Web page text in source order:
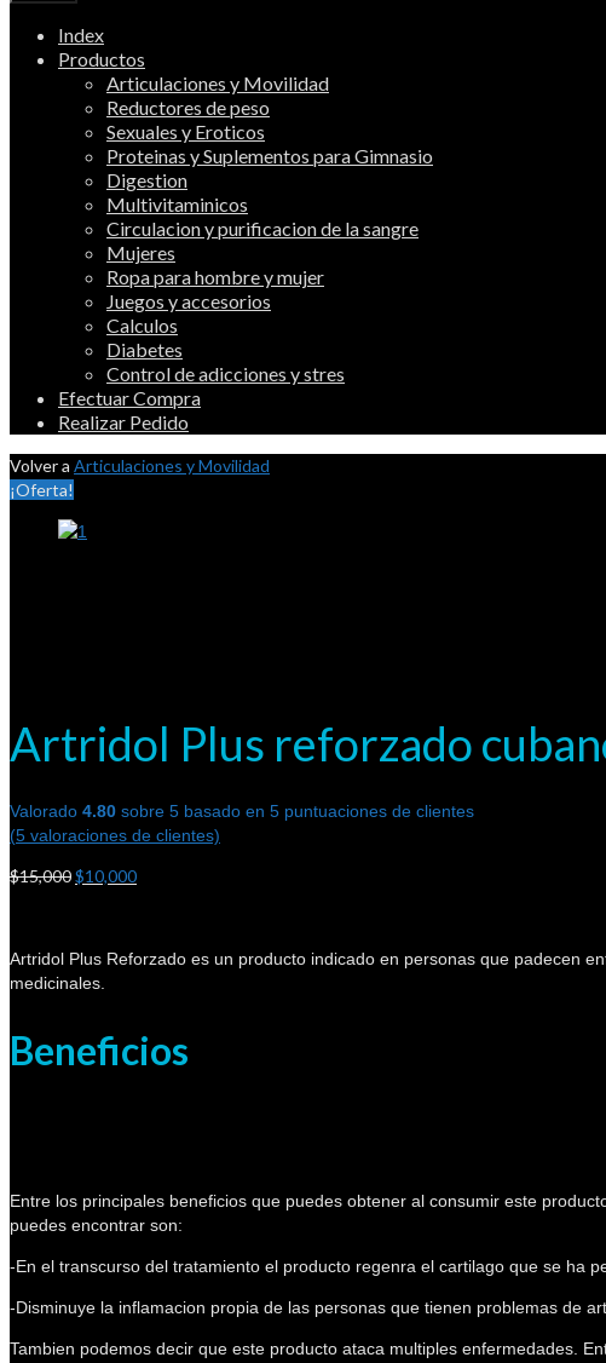
Index
Productos
Articulaciones y Movilidad
Reductores de peso
Sexuales y Eroticos
Proteinas y Suplementos para Gimnasio
Digestion
Multivitaminicos
Circulacion y purificacion de la sangre
Mujeres
Ropa para hombre y mujer
Juegos y accesorios
Calculos
Diabetes
Control de adicciones y stres
Efectuar Compra
Realizar Pedido
Volver a Articulaciones y Movilidad
¡Oferta!
Artridol Plus reforzado
Valorado 4.80 sobre 5 basado en 5 puntuaciones de clientes
(5 valoraciones de clientes)
$15,000$10,000
Artridol Plus Reforzado es un producto indicado en personas que padecen
medicinales.
Beneficios
Entre los principales beneficios que puedes obtener al consumir este
puedes encontrar son:
-En el transcurso del tratamiento el producto regenra el cartilago que se ha
-Disminuye la inflamacion propia de las personas que tienen problemas de
Tambien podemos decir que este producto ataca multiples enfermedades.